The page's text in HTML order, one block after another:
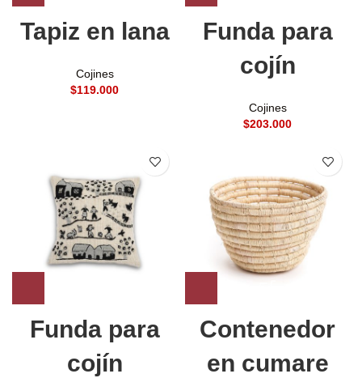
Tapiz en lana
Cojines
$
Funda para
cojín
Cojines
$
Funda para
cojín
Contenedor
en cumare